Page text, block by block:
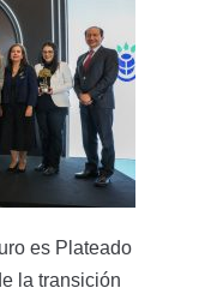
es Plateado
la transición